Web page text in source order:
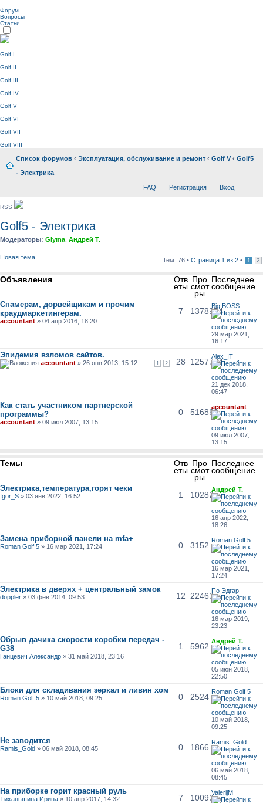
Форум
Вопросы
Статьи
Golf I
Golf II
Golf III
Golf IV
Golf V
Golf VI
Golf VII
Golf VIII
Список форумов ‹ Эксплуатация, обслуживание и ремонт ‹ Golf V ‹ Golf5
- Электрика
FAQ Регистрация Вход
RSS
Golf5 - Электрика
Модераторы: Glyma Андрей Т.
Новая тема Тем: 76 • Страница 1 из 2 • 1 2
Объявления Отв
еты
Про
смот
ры
Последнее
сообщение
Спамерам, дорвейщикам и прочим
краудмаркетингерам.
accountant » 04 апр 2016, 18:20
7 1378954
Big BOSS
29 мар 2021,
16:17
Эпидемия взломов сайтов.
1 2
accountant » 26 янв 2013, 15:12 28 1257774
Alex_IT
21 дек 2018,
06:47
Как стать участником партнерской
программы?
accountant » 09 июл 2007, 13:15
0 516863
accountant
09 июл 2007,
13:15
Темы Отв
еты
Про
смот
ры
Последнее
сообщение
Электрика,температура,горят чеки
Igor_S » 03 янв 2022, 16:52 1 10282
Андрей Т.
16 апр 2022,
18:26
Замена приборной панели на mfa+
Roman Golf 5 » 16 мар 2021, 17:24 0 3152
Roman Golf 5
16 мар 2021,
17:24
Электрика в дверях + центральный замок
doppler » 03 фев 2014, 09:53 12 22460
По Эдгар
16 мар 2019,
23:23
Обрыв дачика скорости коробки передач -
G38
Ганцевич Александр » 31 май 2018, 23:16
1 5962
Андрей Т.
05 июн 2018,
22:50
Блоки для складивания зеркал и ливин хом
Roman Golf 5 » 10 май 2018, 09:25 0 2524
Roman Golf 5
10 май 2018,
09:25
Не заводится
Ramis_Gold » 06 май 2018, 08:45 0 1866
Ramis_Gold
06 май 2018,
08:45
На приборке горит красный руль
Тиханьшина Ирина » 10 апр 2017, 14:32 7 10090
ValerijM